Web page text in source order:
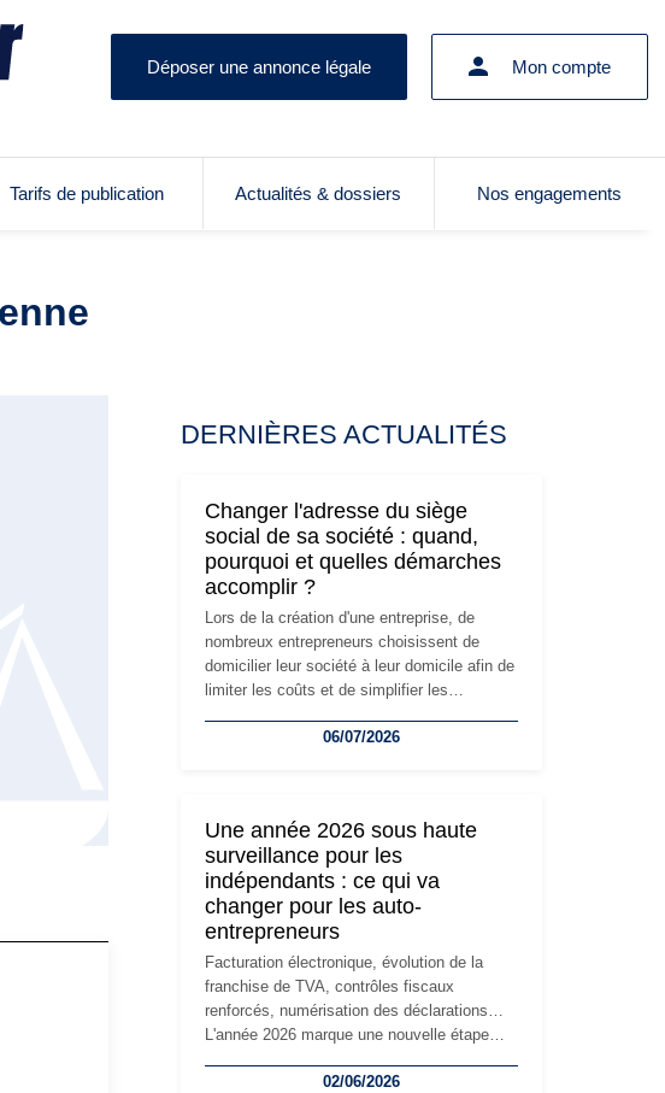
Déposer une annonce légale Mon compte
Tarifs de publication Actualités & dossiers Nos engagements
DERNIÈRES ACTUALITÉS
Changer l'adresse du siège
social de sa société : quand,
pourquoi et quelles démarches
accomplir ?
Lors de la création d'une entreprise, de
nombreux entrepreneurs choisissent de
domicilier leur société à leur domicile afin de
limiter les coûts et de simplifier les
l'activité, cette solution peut rapidement
siège social répond souvent à une nouvelle
étape de la vie de l'entreprise et implique
plusieurs formalités obligatoires.
06/07/2026
Une année 2026 sous haute
surveillance pour les
indépendants : ce qui va
changer pour les auto-
entrepreneurs
Facturation électronique, évolution de la
franchise de TVA, contrôles fiscaux
renforcés, numérisation des déclarations…
L'année 2026 marque une nouvelle étape
travailleurs indépendants. Si le régime de la
02/06/2026